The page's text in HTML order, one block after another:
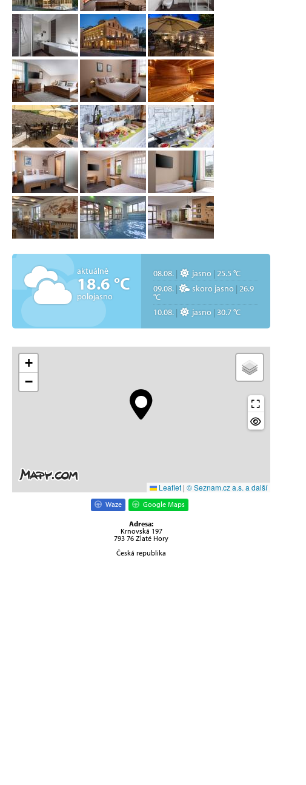
aktuálně
18.6 °C
polojasno
08.08. | jasno | 25.5 °C
09.08. | skoro jasno | 26.9
°C
10.08. | jasno | 30.7 °C
+
−
Leaflet | © Seznam.cz a.s. a další
Waze Google Maps
Adresa:
Krnovská 197
793 76 Zlaté Hory
Česká republika